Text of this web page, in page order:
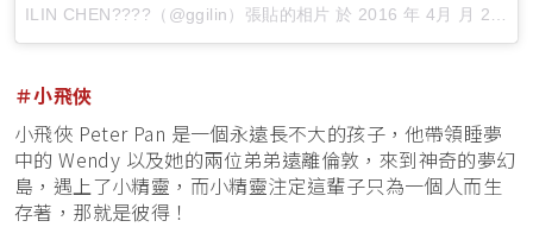
ILIN CHEN????（@ggilin）張貼的相片 於 2016 年 4月 月 21 6:01上午 PDT
＃小飛俠
小飛俠 Peter Pan 是一個永遠長不大的孩子，他帶領睡夢
中的 Wendy 以及她的兩位弟弟遠離倫敦，來到神奇的夢幻
島，遇上了小精靈，而小精靈注定這輩子只為一個人而生
存著，那就是彼得！